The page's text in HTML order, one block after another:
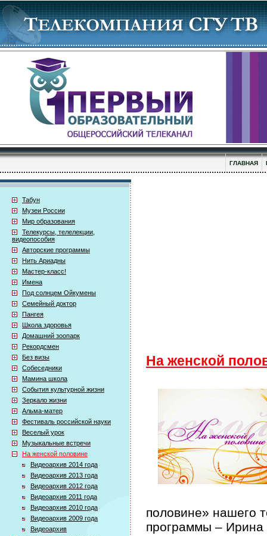
ГЛАВНАЯ
Табун
Музеи России
Мир образования
Телекурсы, телелекции,
видеопособия
Авторские программы
Нить Ариадны
Мастер-класс!
Имена
Под солнцем Ойкумены
Семейный доктор
Пангея
Школа здоровья
Домашний зоопарк
Рекордсмен
Без визы
Собеседники
Мамина школа
События культурной жизни
Зеркало жизни
Альма-матер
Фестиваль российской науки
Веселый урок
Музыкальные встречи
На женской половине
Видеоархив 2014 года
Видеоархив 2013 года
Видеоархив 2012 года
Видеоархив 2011 года
Видеоархив 2010 года
Видеоархив 2009 года
Видеоархив
На женской
половине» нашего
программы –